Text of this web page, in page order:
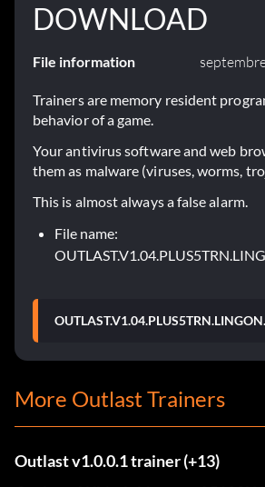
DOWNLOAD
File information
Trainers are memory resident
behavior of a game.
Your antivirus software and web
them as malware (viruses, worms,
This is almost always a false alarm.
File name:
More Outlast Trainers
Outlast v1.0.0.1 trainer (+13)